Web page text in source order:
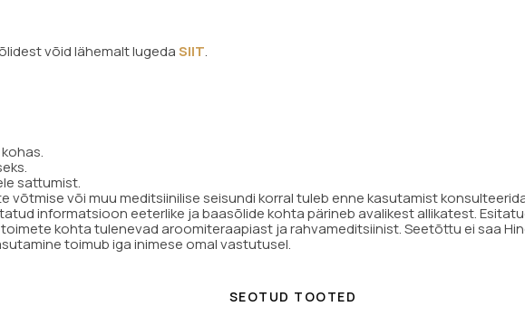
võid lähemalt lugedaSIIT.
sattumist.
võtmise või muu meditsiinilise seisundi korral tuleb enne kasutamist
informatsioon eeterlike ja baasõlide kohta pärineb avalikest allikatest.
kohta tulenevad aroomiteraapiast ja rahvameditsiinist. Seetõttu ei saa
toimub iga inimese omal vastutusel.
SEOTUD TOOTED